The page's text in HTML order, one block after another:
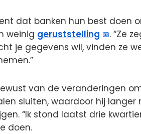
dat banken hun best doen
weinig geruststelling
. “Ze
je gegevens wil, vinden ze
van de veranderingen
sluiten, waardoor hij
“Ik stond laatst drie
doen.